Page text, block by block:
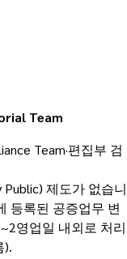
Team
Team·편집부 검
제도가 없습니
등록된 공증업무 변
영업일 내외로 처리
).